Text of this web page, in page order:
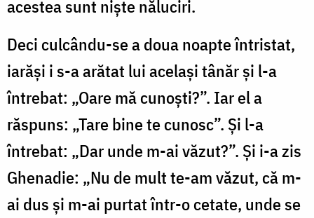
acestea sunt niște năluciri.
Deci culcându-se a doua noapte întristat,
iarăși i s-a arătat lui același tânăr și l-a
întrebat: „Oare mă cunoști?”. Iar el a
răspuns: „Tare bine te cunosc”. Și l-a
întrebat: „Dar unde m-ai văzut?”. Și i-a zis
Ghenadie: „Nu de mult te-am văzut, că m-
ai dus și m-ai purtat într-o cetate, unde se